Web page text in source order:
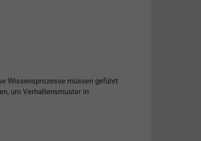
Wissensprozesse müssen geführt
um Verhaltensmuster in